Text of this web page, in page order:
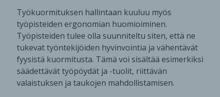
Työkuormituksen hallintaan kuuluu myös
työpisteiden ergonomian huomioiminen.
Työpisteiden tulee olla suunniteltu siten, että ne
tukevat työntekijöiden hyvinvointia ja vähentävät
fyysistä kuormitusta. Tämä voi sisältää esimerkiksi
säädettävät työpöydät ja -tuolit, riittävän
valaistuksen ja taukojen mahdollistamisen.